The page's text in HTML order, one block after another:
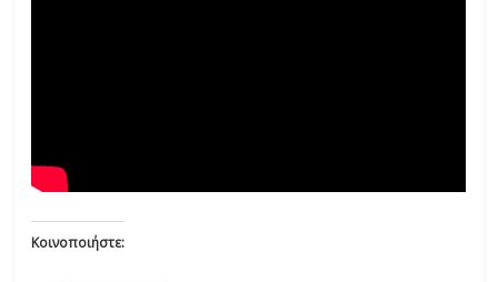
Κοινοποιήστε: